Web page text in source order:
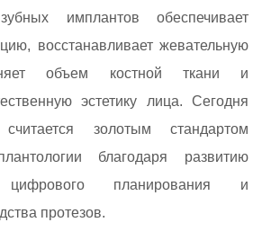
имплантов обеспечивает
восстанавливает жевательную
объем костной ткани и
эстетику лица. Сегодня
золотым стандартом
благодаря развитию
цифрового планирования и
протезов.